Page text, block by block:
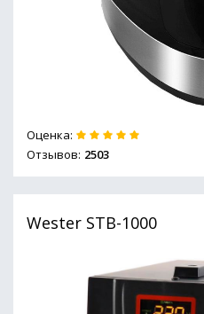
Оценка:
Отзывов: 2503
Wester STB-1000